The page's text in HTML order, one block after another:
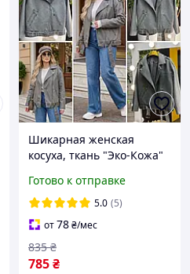
Шикарная женская
косуха, ткань "Эко-Кожа"
размер 46
Готово к отправке
5.0 (5)
от78₴/мес
785₴
835 ₴